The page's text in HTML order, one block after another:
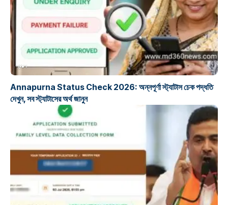
প্রকল্প
Annapurna Status Check 2026: অন্নপূর্ণা স্ট্যাটাস চেক পদ্ধতি
দেখুন, সব স্ট্যাটাসের অর্থ জানুন